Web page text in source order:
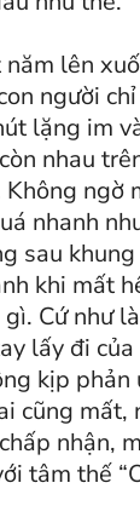
năm lên
người
lặng im
nhau
ngờ
nhanh
sau
khi mất
Cứ như
lấy đi
kịp phản
cũng mất,
nhận,
tâm thế